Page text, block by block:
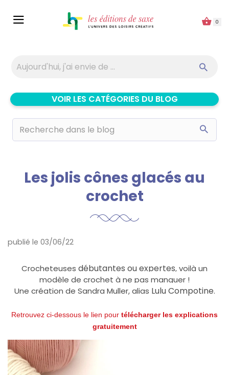
0
VOIR LES CATÉGORIES DU BLOG
Les jolis cônes glacés au
crochet
publié le 03/06/22
Crocheteuses débutantes ou expertes, voilà un
modèle de crochet à ne pas manquer !
Une création de Sandra Muller, alias Lulu Compotine.
Retrouvez ci-dessous le lien pour télécharger les explications
gratuitement